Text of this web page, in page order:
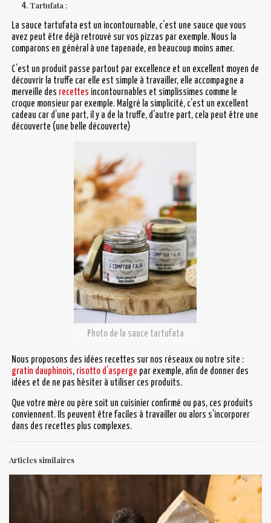
Tartufata :
La sauce tartufata est un incontournable, c’est une sauce que vous
avez peut être déjà retrouvé sur vos pizzas par exemple. Nous la
comparons en général à une tapenade, en beaucoup moins amer.
C’est un produit passe partout par excellence et un excellent moyen de
découvrir la truffe car elle est simple à travailler, elle accompagne a
merveille des recettes incontournables et simplissimes comme le
croque monsieur par exemple. Malgré la simplicité, c’est un excellent
cadeau car d’une part, il y a de la truffe, d’autre part, cela peut être une
découverte (une belle découverte)
Photo de la sauce tartufata
Nous proposons des idées recettes sur nos réseaux ou notre site :
gratin dauphinois, risotto d’asperge par exemple, afin de donner des
idées et de ne pas hésiter à utiliser ces produits.
Que votre mère ou père soit un cuisinier confirmé ou pas, ces produits
conviennent. Ils peuvent être faciles à travailler ou alors s’incorporer
dans des recettes plus complexes.
Articles similaires